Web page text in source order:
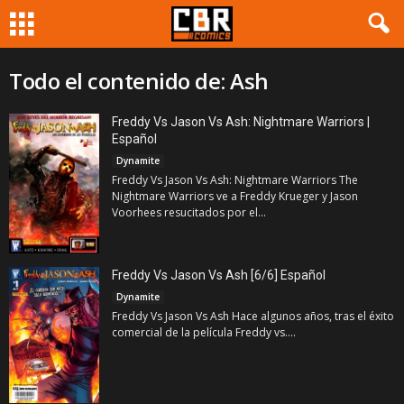
Todo el contenido de: Ash
Freddy Vs Jason Vs Ash: Nightmare Warriors |
Español
Dynamite
Freddy Vs Jason Vs Ash: Nightmare Warriors The
Nightmare Warriors ve a Freddy Krueger y Jason
Voorhees resucitados por el...
Freddy Vs Jason Vs Ash [6/6] Español
Dynamite
Freddy Vs Jason Vs Ash Hace algunos años, tras el éxito
comercial de la película Freddy vs....